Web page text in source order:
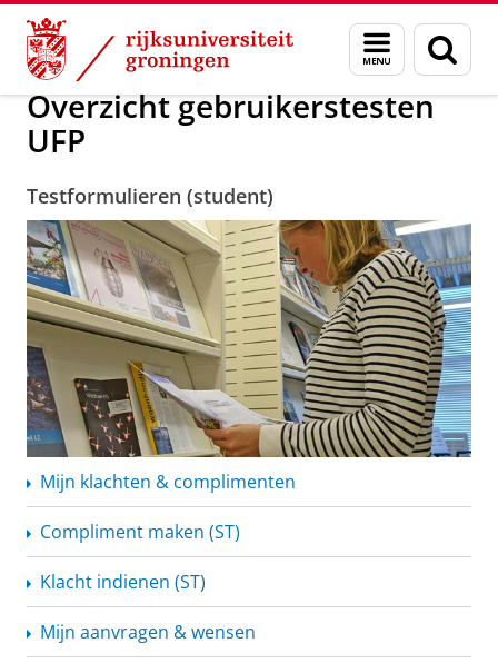
Skip
Content
Skip
Navigation
Menu
en
zoeken
Overzicht gebruikerstesten UFP
Overzicht gebruikerstesten
UFP
Testformulieren (student)
Mijn klachten & complimenten
Compliment maken (ST)
Klacht indienen (ST)
Mijn aanvragen & wensen